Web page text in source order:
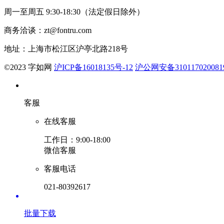
周一至周五 9:30-18:30（法定假日除外）
商务洽谈：zt@fontru.com
地址：上海市松江区沪亭北路218号
©️2023 字如网 沪ICP备16018135号-12 沪公网安备
客服
在线客服
工作日：9:00-18:00
微信客服
客服电话
021-80392617
批量下载